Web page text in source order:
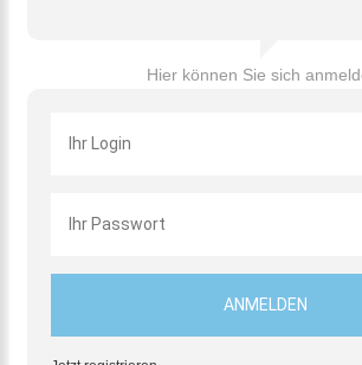
Hier können Sie sich